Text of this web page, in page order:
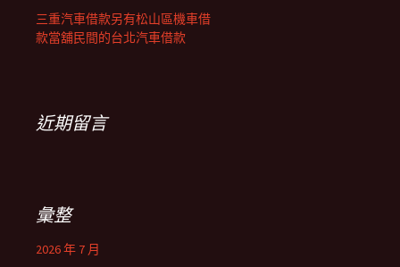
三重汽車借款另有松山區機車借
款當舖民間的台北汽車借款
近期留言
彙整
2026 年 7 月